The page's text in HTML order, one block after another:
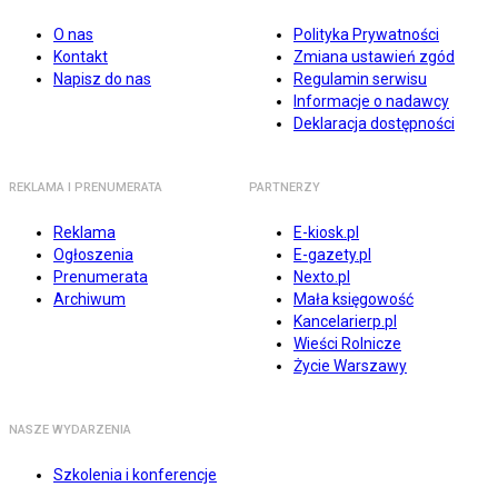
O nas
Kontakt
Napisz do nas
Polityka Prywatności
Zmiana ustawień zgód
Regulamin serwisu
Informacje o nadawcy
Deklaracja dostępności
REKLAMA I PRENUMERATA
Reklama
Ogłoszenia
Prenumerata
Archiwum
PARTNERZY
E-kiosk.pl
E-gazety.pl
Nexto.pl
Mała księgowość
Kancelarierp.pl
Wieści Rolnicze
Życie Warszawy
NASZE WYDARZENIA
Szkolenia i konferencje